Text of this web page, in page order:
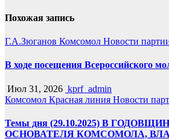
Похожая запись
Г.А.Зюганов Комсомол Новости
В ходе посещения Всероссийского
Июл 31, 2026 kprf_admin
Комсомол Красная линия Новости
Темы дня (29.10.2025) В
ОСНОВАТЕЛЯ КОМСОМОЛА,